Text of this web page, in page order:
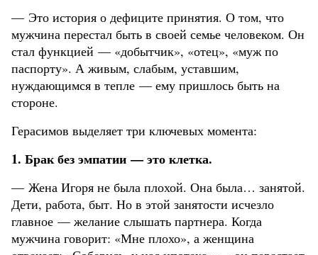
— Это история о дефиците принятия. О том, что
мужчина перестал быть в своей семье человеком. Он
стал функцией — «добытчик», «отец», «муж по
паспорту». А живым, слабым, уставшим,
нуждающимся в тепле — ему пришлось быть на
стороне.
Герасимов выделяет три ключевых момента:
1. Брак без эмпатии — это клетка.
— Жена Игоря не была плохой. Она была… занятой.
Дети, работа, быт. Но в этой занятости исчезло
главное — желание слышать партнера. Когда
мужчина говорит: «Мне плохо», а женщина